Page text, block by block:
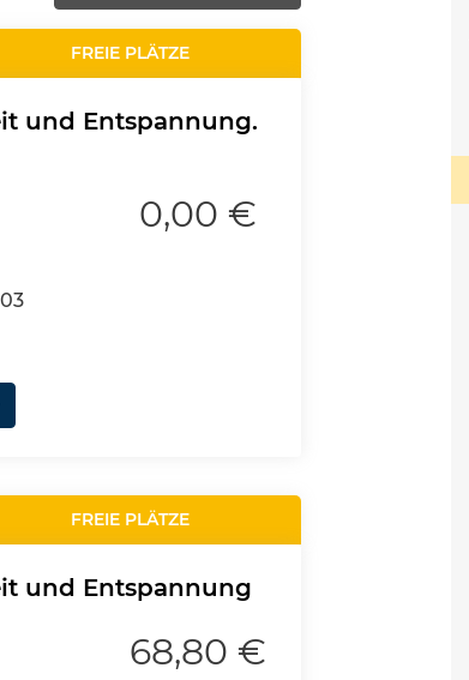
FREIE PLÄTZE
und Entspannung.
0,00 €
FREIE PLÄTZE
und Entspannung
68,80 €